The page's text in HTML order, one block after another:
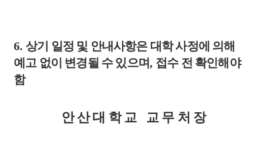
6. 상기 일정 및 안내사항은 대학 사정에 의해
예고 없이 변경될 수 있으며, 접수 전 확인해야
함
안 산 대 학 교 교 무 처 장